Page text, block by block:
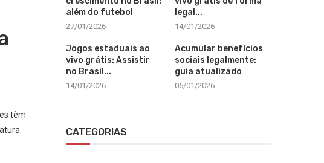
têm
além do futebol
27/01/2026
legal...
14/01/2026
Jogos estaduais ao
vivo grátis: Assistir
no Brasil...
14/01/2026
Acumular benefícios
sociais legalmente:
guia atualizado
05/01/2026
CATEGORIAS